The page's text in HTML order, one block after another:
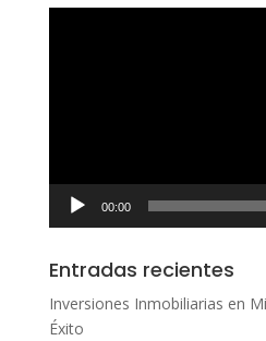
00:00
Entradas recientes
Inversiones Inmobiliarias en
Éxito